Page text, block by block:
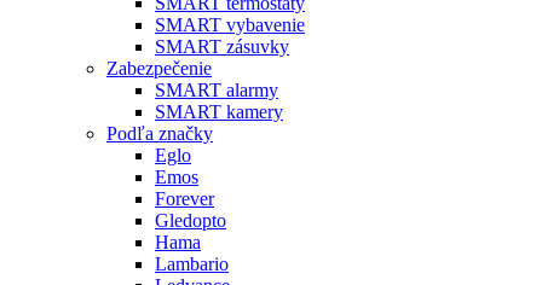
SMART vybavenie
SMART zásuvky
Zabezpečenie
SMART alarmy
SMART kamery
Podľa značky
Eglo
Emos
Forever
Gledopto
Hama
Lambario